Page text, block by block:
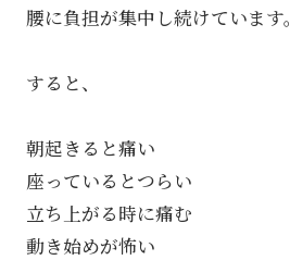
腰に負担が集中し続けています。
すると、
朝起きると痛い
座っているとつらい
立ち上がる時に痛む
動き始めが怖い